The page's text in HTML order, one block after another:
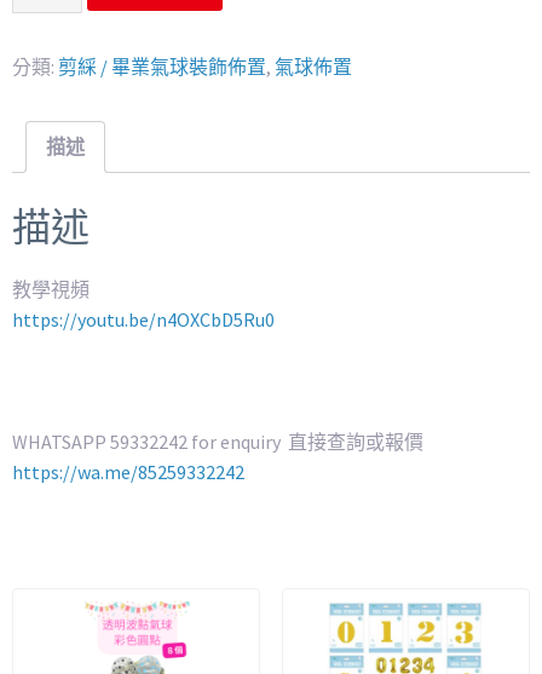
分類: 剪綵 / 畢業氣球裝飾佈置, 氣球佈置
描述
描述
教學視頻
https://youtu.be/n4OXCbD5Ru0
WHATSAPP 59332242 for enquiry 直接查詢或報價
https://wa.me/85259332242